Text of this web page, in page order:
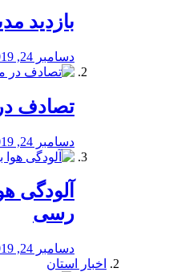
بازدید
دسامبر 24, 2019
تصادف
دسامبر 24, 2019
آلودگی
رسی
دسامبر 24, 2019
اخبار استان